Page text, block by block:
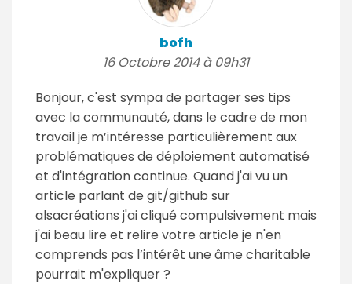
bofh
16 Octobre 2014 à 09h31
Bonjour, c'est sympa de partager ses tips
avec la communauté, dans le cadre de mon
travail je m’intéresse particulièrement aux
problématiques de déploiement automatisé
et d'intégration continue. Quand j'ai vu un
article parlant de git/github sur
alsacréations j'ai cliqué compulsivement mais
j'ai beau lire et relire votre article je n'en
comprends pas l’intérêt une âme charitable
pourrait m'expliquer ?